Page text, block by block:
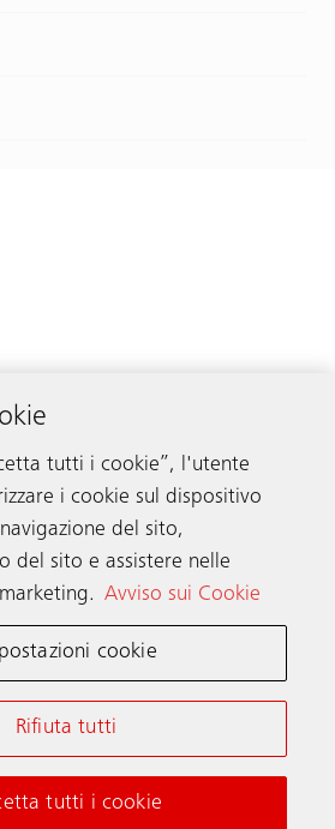
mondo
sui cookie Netiquette per i social media
tutti i cookie”, l'utente
i cookie sul dispositivo
del sito,
del sito e assistere nelle
Avviso sui Cookie
cookie
Rifiuta tutti
tutti i cookie